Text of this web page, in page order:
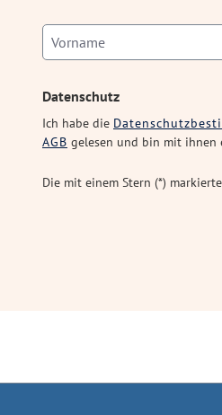
Datenschutz
Ich habe die
AGB gelesen und bin mit ihnen
Die mit einem Stern (*)